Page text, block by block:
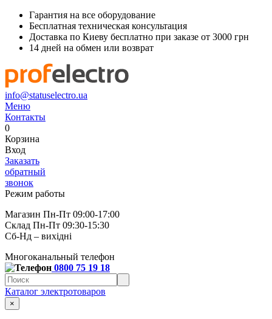
Гарантия на все оборудование
Бесплатная техническая консультация
Доставка по Киеву бесплатно при заказе от 3000 грн
14 дней на обмен или возврат
info@statuselectro.ua
Меню
Контакты
0
Корзина
Вход
Заказать
обратный
звонок
Режим работы
Магазин Пн-Пт 09:00-17:00
Склад Пн-Пт 09:30-15:30
Сб-Нд – вихідні
Многоканальный телефон
0800 75 19 18
Каталог электротоваров
×